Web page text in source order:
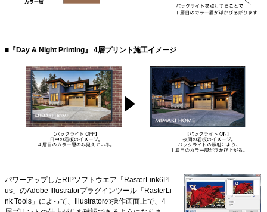
■『Day & Night Printing』 4層プリント施工イメージ
パワーアップしたRIPソフトウエア「RasterLink6Pl
us」のAdobe Illustratorプラグインツール「RasterLi
nk Tools」によって、Illustratorの操作画面上で、4